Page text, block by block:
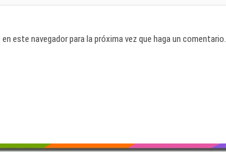
este navegador para la próxima vez que haga un comentario.